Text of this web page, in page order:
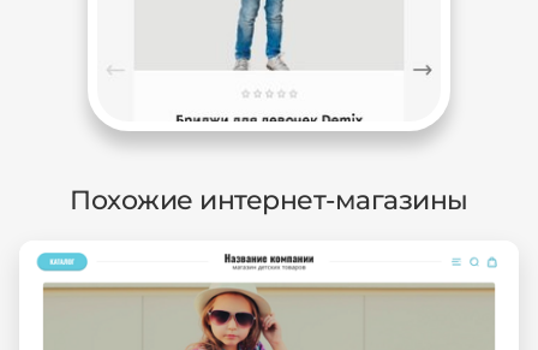
Похожие интернет-магазины